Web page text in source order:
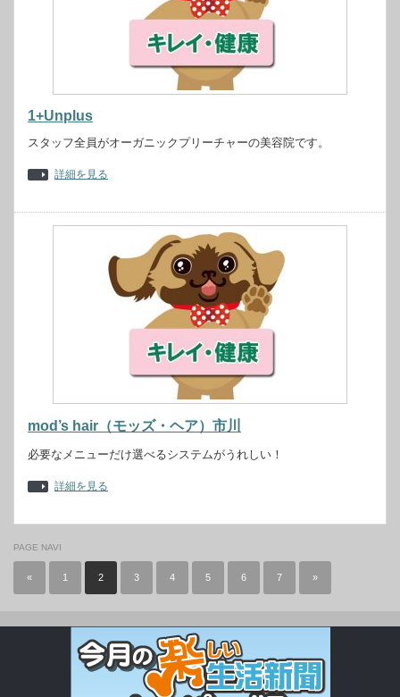
1+Unplus
スタッフ全員がオーガニックプリーチャーの美容院です。
詳細を見る
mod’s hair（モッズ・ヘア）市川
必要なメニューだけ選べるシステムがうれしい！
詳細を見る
PAGE NAVI
« 1 2 3 4 5 6 7 »